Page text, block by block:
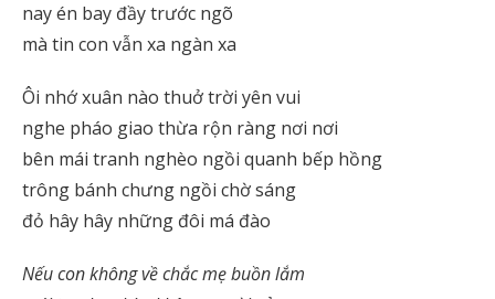
nay én bay đầy trước ngõ
mà tin con vẫn xa ngàn xa
Ôi nhớ xuân nào thuở trời yên vui
nghe pháo giao thừa rộn ràng nơi nơi
bên mái tranh nghèo ngồi quanh bếp hồng
trông bánh chưng ngồi chờ sáng
đỏ hây hây những đôi má đào
Nếu con không về chắc mẹ buồn lắm